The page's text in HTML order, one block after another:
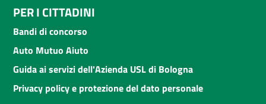
PER I CITTADINI
Bandi di concorso
Auto Mutuo Aiuto
Guida ai servizi dell'Azienda USL di Bologna
Privacy policy e protezione del dato personale